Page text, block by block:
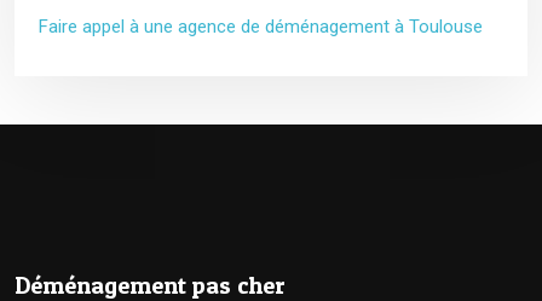
Faire appel à une agence de déménagement à Toulouse
Déménagement pas cher